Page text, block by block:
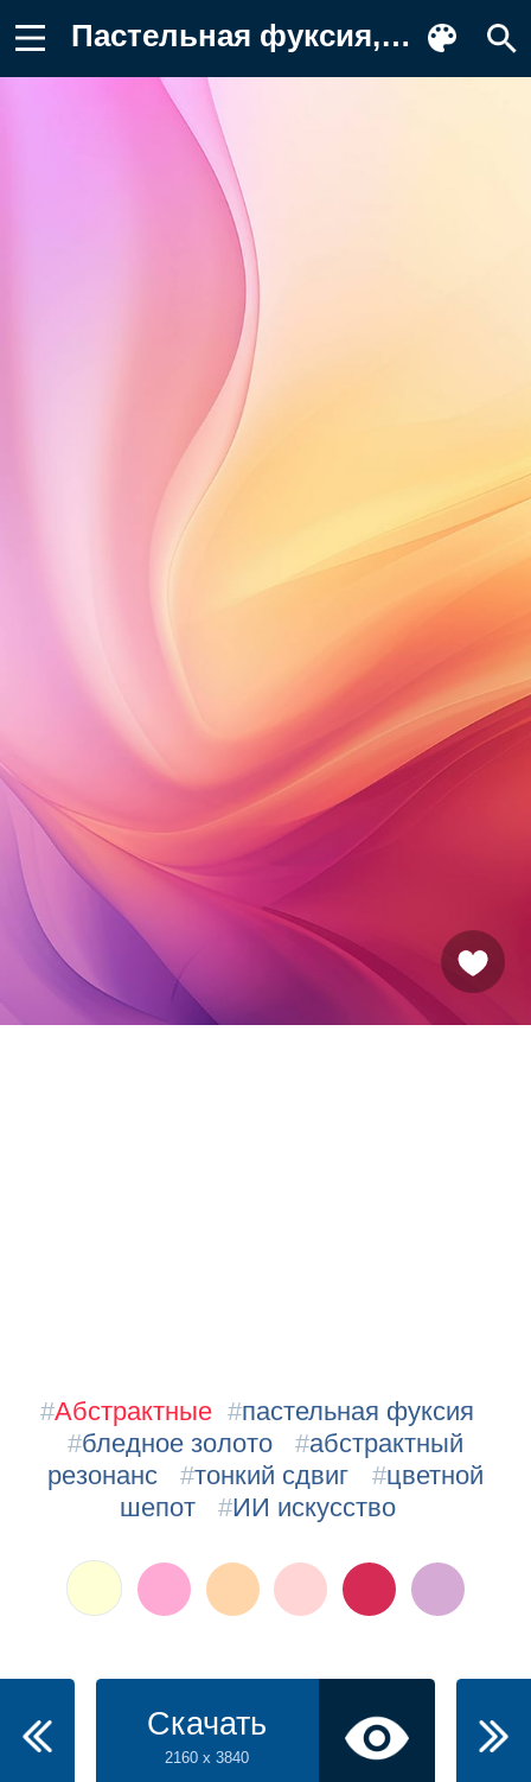
Пастельная фуксия, бледное золото Картинка на телефон
#Абстрактные #пастельная фуксия
#бледное золото #абстрактный
резонанс
#тонкий сдвиг #цветной
шепот
#ИИ искусство
Скачать
2160 x 3840